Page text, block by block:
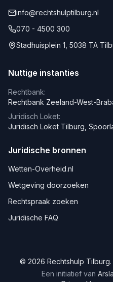
info@rechtshulptilburg.nl
070 - 4500 300
Stadhuisplein 1, 5038 TA
Nuttige instanties
Rechtbank:
Rechtbank Zeeland-West-
Juridisch Loket:
Juridisch Loket Tilburg,
Juridische bronnen
Wetten-Overheid.nl
Wetgeving doorzoeken
Rechtspraak zoeken
Juridische FAQ
© 2026 Rechtshulp Tilburg
Een initiatief van